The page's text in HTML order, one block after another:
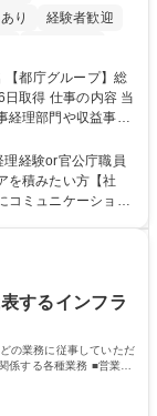
り
経験者歓迎
内容 当
経理部門や収益事業
いたします。研修
詳細】■
管理業務 ■収益部
「イベントコーナ
記いずれかの部門
平均16日取得
理経験or官公庁職員
を積みたい方【社
コミュニケーション
ジェクト：駐車場
広告「ブライトサ
動を積極的に行って
するインフラ
の業務に従事していただ
係する各種業務 ■営業部